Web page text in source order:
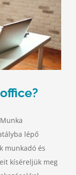
lépő
munkadó és
kíséreljük meg